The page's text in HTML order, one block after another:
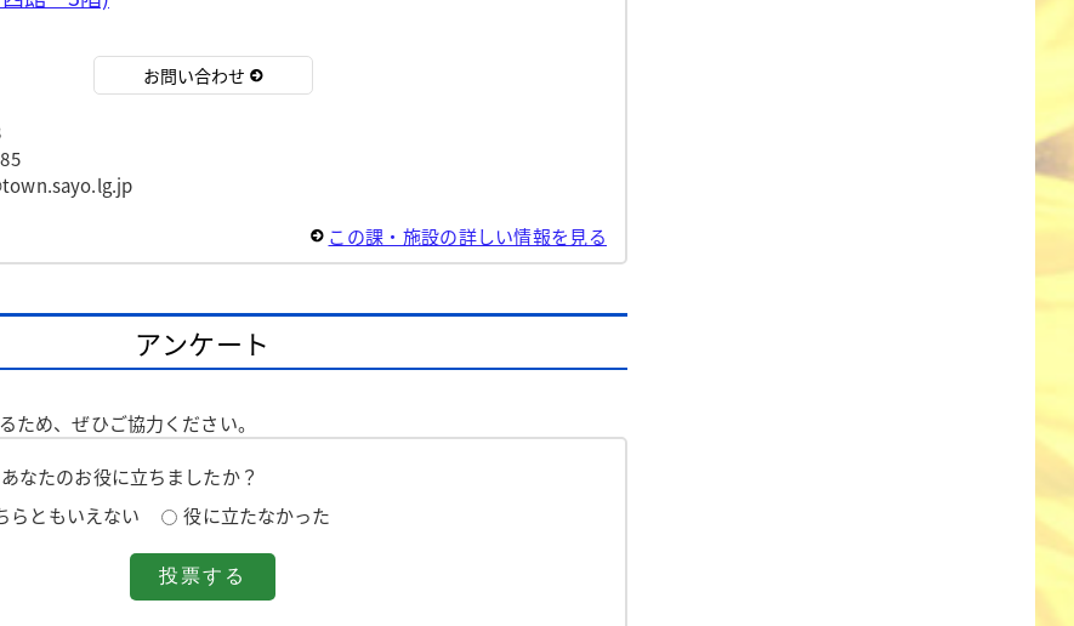
お問い合わせ
この課・施設の詳しい情報を見る
アンケート
ため、ぜひご協力ください。
なたのお役に立ちましたか？
らともいえない 役に立たなかった